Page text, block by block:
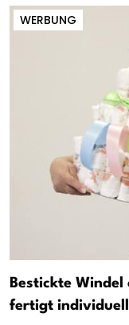
WERBUNG
Bestickte
fertigt